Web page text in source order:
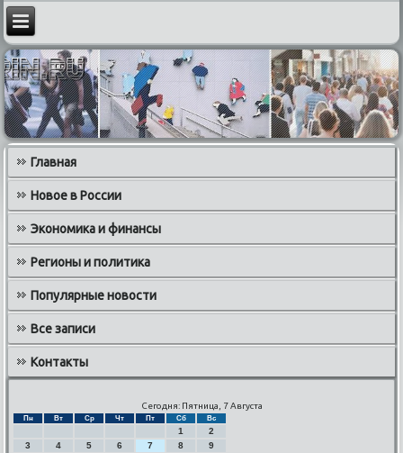
Главная
Новое в России
Экономика и финансы
Регионы и политика
Популярные новости
Все записи
Контакты
Сегодня: Пятница, 7 Августа
Пн Вт Ср Чт Пт Сб Вс
1
2
3
4 5 6 7 8
9